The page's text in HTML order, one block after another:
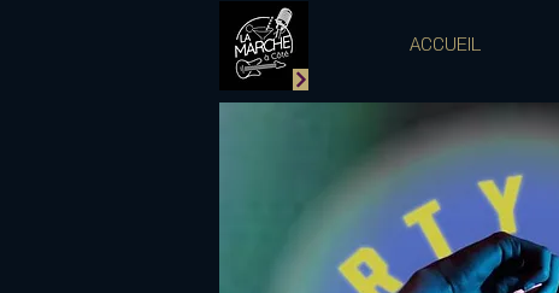
ACCUEIL